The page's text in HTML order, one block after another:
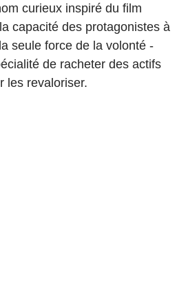
curieux inspiré du film
capacité des protagonistes à
seule force de la volonté -
de racheter des actifs
les revaloriser.